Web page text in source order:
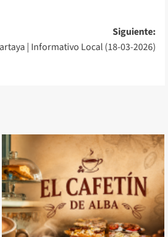
Siguiente:
| Informativo Local (18-03-2026)